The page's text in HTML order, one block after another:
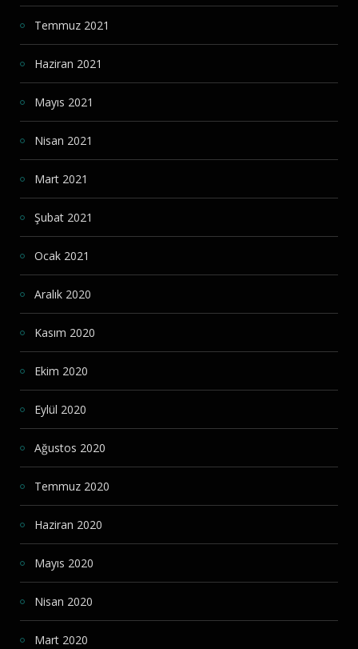
Temmuz 2021
Haziran 2021
Mayıs 2021
Nisan 2021
Mart 2021
Şubat 2021
Ocak 2021
Aralık 2020
Kasım 2020
Ekim 2020
Eylül 2020
Ağustos 2020
Temmuz 2020
Haziran 2020
Mayıs 2020
Nisan 2020
Mart 2020